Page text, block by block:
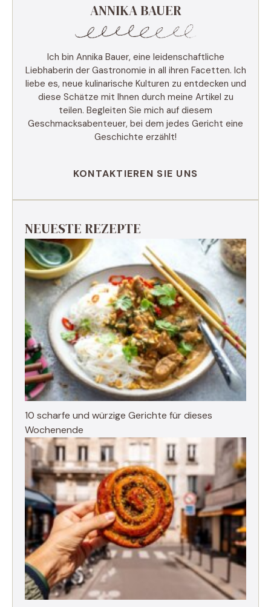
ANNIKA BAUER
Ich bin Annika Bauer, eine leidenschaftliche
Liebhaberin der Gastronomie in all ihren Facetten. Ich
liebe es, neue kulinarische Kulturen zu entdecken und
diese Schätze mit Ihnen durch meine Artikel zu
teilen. Begleiten Sie mich auf diesem
Geschmacksabenteuer, bei dem jedes Gericht eine
Geschichte erzählt!
KONTAKTIEREN SIE UNS
NEUESTE REZEPTE
10 scharfe und würzige Gerichte für dieses
Wochenende